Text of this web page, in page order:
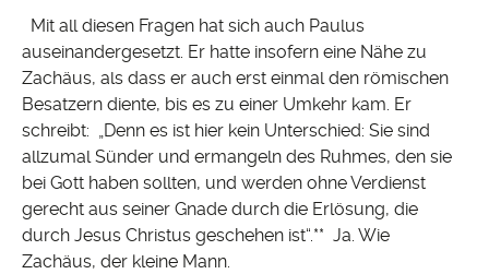
Mit all diesen Fragen hat sich auch Paulus
auseinandergesetzt. Er hatte insofern eine Nähe zu
Zachäus, als dass er auch erst einmal den römischen
Besatzern diente, bis es zu einer Umkehr kam. Er
schreibt: „Denn es ist hier kein Unterschied: Sie sind
allzumal Sünder und ermangeln des Ruhmes, den sie
bei Gott haben sollten, und werden ohne Verdienst
gerecht aus seiner Gnade durch die Erlösung, die
durch Jesus Christus geschehen ist“.** Ja. Wie
Zachäus, der kleine Mann.